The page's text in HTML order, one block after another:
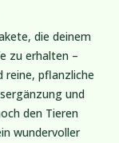
die deinem
zu erhalten –
reine, pflanzliche
und
den Tieren
wundervoller